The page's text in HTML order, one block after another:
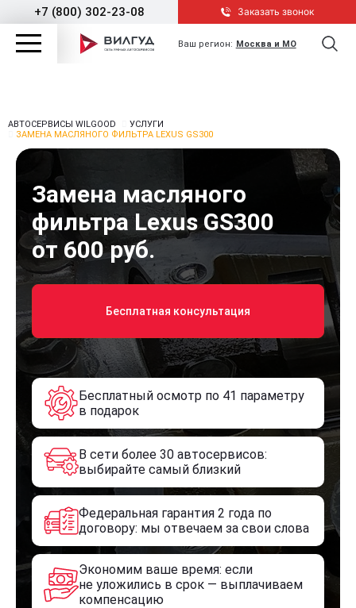
+7 (800) 302-23-08 Заказать звонок
Ваш регион: Москва и МО
АВТОСЕРВИСЫ WILGOOD
УСЛУГИ
ЗАМЕНА МАСЛЯНОГО ФИЛЬТРА LEXUS GS300
Замена масляного
фильтра Lexus GS300
от 600 руб.
Бесплатная консультация
Бесплатный осмотр по 41 параметру
в подарок
В сети более 30 автосервисов:
выбирайте самый близкий
Федеральная гарантия 2 года по
договору: мы отвечаем за свои слова
Экономим ваше время: если
не уложились в срок — выплачиваем
компенсацию